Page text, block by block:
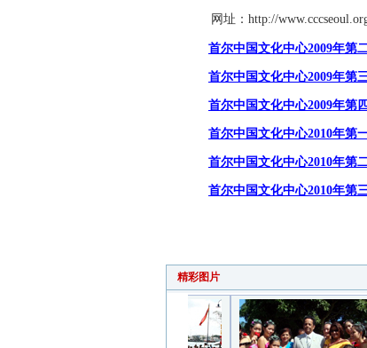
网址： http://
首尔中国文化中心2009年第
首尔中国文化中心2009年第
首尔中国文化中心2009年第
首尔中国文化中心2010年第
首尔中国文化中心2010年第
首尔中国文化中心2010年第
精彩图片